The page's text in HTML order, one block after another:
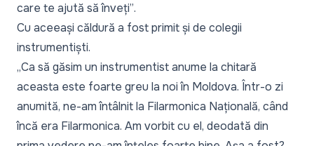
care te ajută să înveți”.
Cu aceeași căldură a fost primit și de colegii
instrumentiști.
„Ca să găsim un instrumentist anume la chitară
aceasta este foarte greu la noi în Moldova. Într-o zi
anumită, ne-am întâlnit la Filarmonica Națională, când
încă era Filarmonica. Am vorbit cu el, deodată din